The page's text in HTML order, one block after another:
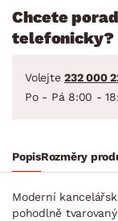
Chcete
telefonicky?
Volejte 232 000
Po - Pá 8:00 -
PopisRozměry
Moderní
pohodlně